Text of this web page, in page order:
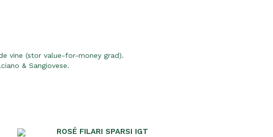
vine (stor value-for-money grad).
& Sangiovese.
ROSÉ FILARI SPARSI IGT